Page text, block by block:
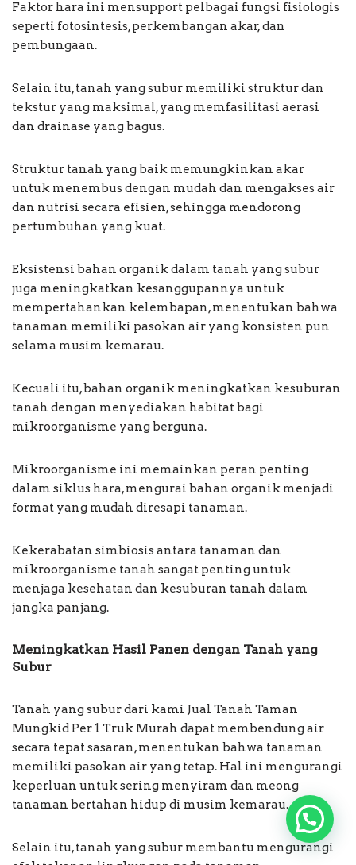
Faktor hara ini mensupport pelbagai fungsi fisiologis
seperti fotosintesis, perkembangan akar, dan
pembungaan.
Selain itu, tanah yang subur memiliki struktur dan
tekstur yang maksimal, yang memfasilitasi aerasi
dan drainase yang bagus.
Struktur tanah yang baik memungkinkan akar
untuk menembus dengan mudah dan mengakses air
dan nutrisi secara efisien, sehingga mendorong
pertumbuhan yang kuat.
Eksistensi bahan organik dalam tanah yang subur
juga meningkatkan kesanggupannya untuk
mempertahankan kelembapan, menentukan bahwa
tanaman memiliki pasokan air yang konsisten pun
selama musim kemarau.
Kecuali itu, bahan organik meningkatkan kesuburan
tanah dengan menyediakan habitat bagi
mikroorganisme yang berguna.
Mikroorganisme ini memainkan peran penting
dalam siklus hara, mengurai bahan organik menjadi
format yang mudah diresapi tanaman.
Kekerabatan simbiosis antara tanaman dan
mikroorganisme tanah sangat penting untuk
menjaga kesehatan dan kesuburan tanah dalam
jangka panjang.
Meningkatkan Hasil Panen dengan Tanah yang
Subur
Tanah yang subur dari kami Jual Tanah Taman
Mungkid Per 1 Truk Murah dapat membendung air
secara tepat sasaran, menentukan bahwa tanaman
memiliki pasokan air yang tetap. Hal ini mengurangi
keperluan untuk sering menyiram dan meong
tanaman bertahan hidup di musim kemarau.
Selain itu, tanah yang subur membantu mengurangi